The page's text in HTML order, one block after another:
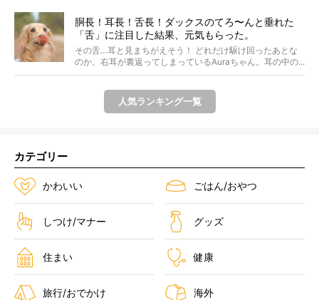
胴長！耳長！舌長！ダックスのてろ〜んと垂れた
「舌」に注目した結果、元気もらった。
その舌…耳と見まちがえそう！ どれだけ駆け回ったあとな
のか、右耳が裏返ってしまっているAuraちゃん。耳の中の...
人気ランキング一覧
カテゴリー
かわいい ごはん/おやつ
しつけ/マナー グッズ
住まい 健康
旅行/おでかけ 海外